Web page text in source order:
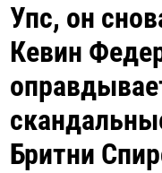
Упс, он
Кевин
Бритни